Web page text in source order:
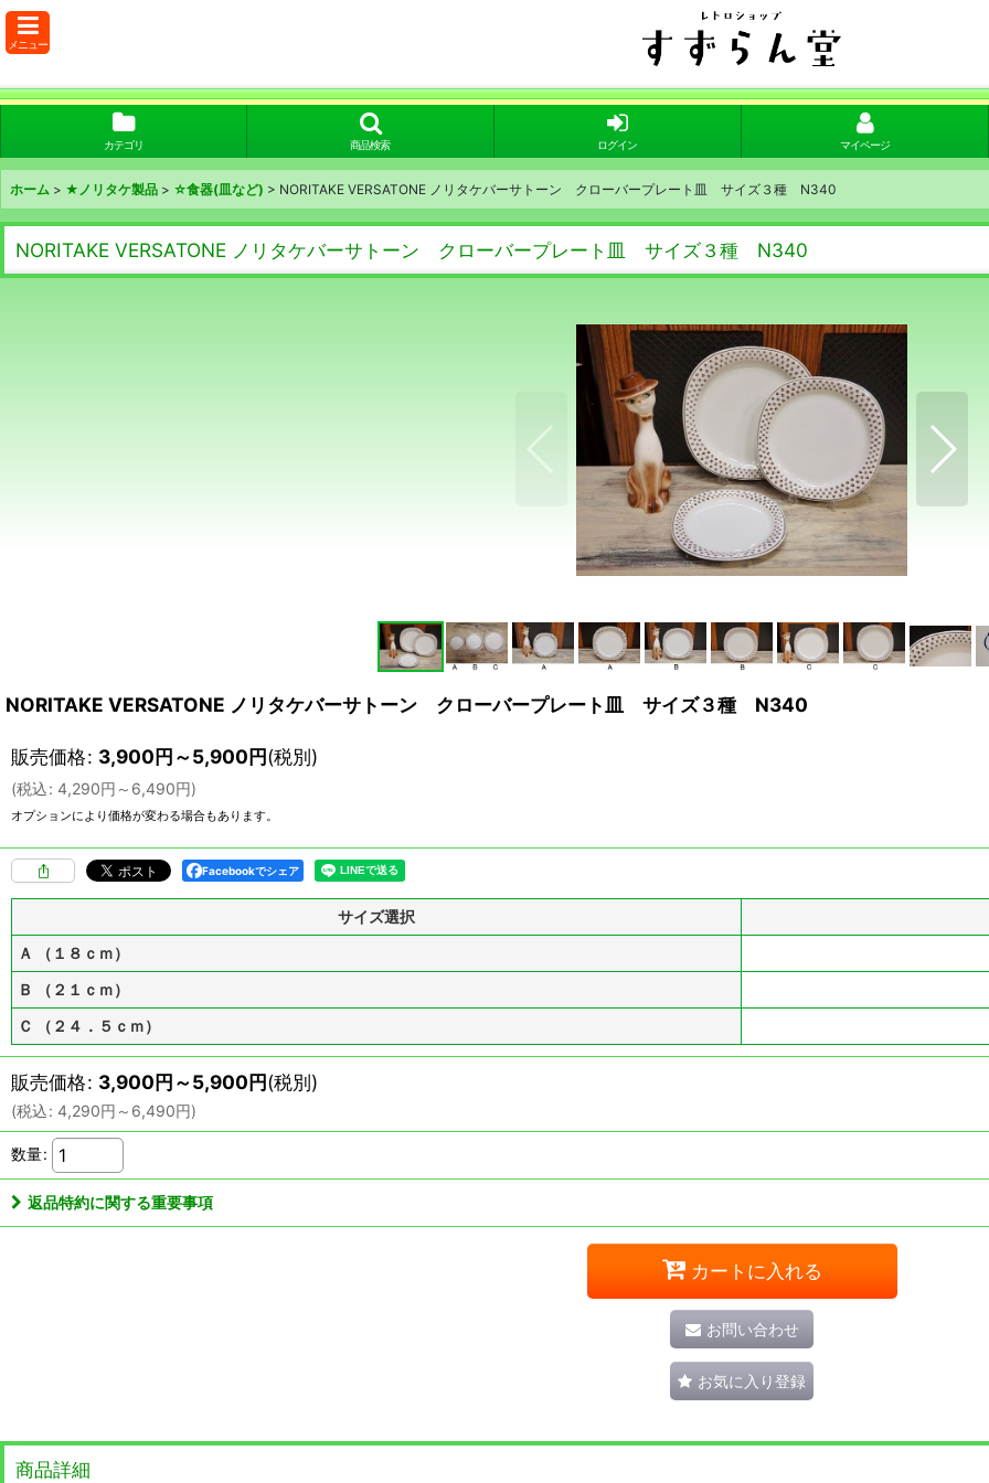
メニュー
カテゴリ 商品検索 ログイン マイページ
ホーム > ★ノリタケ製品 > ☆食器(皿など) > NORITAKE VERSATONE ノリタケバーサトーン クローバープレート皿 サイズ３種 N340
NORITAKE VERSATONE ノリタケバーサトーン クローバープレート皿 サイズ３種 N340
NORITAKE VERSATONE ノリタケバーサトーン クローバープレート皿 サイズ３種 N340
販売価格: 3,900円～5,900円(税別)
(税込: 4,290円 ～6,490円)
オプションにより価格が変わる場合もあります。
Facebookでシェア
サイズ選択
Ａ （１８ｃｍ）
Ｂ （２１ｃｍ）
Ｃ （２４．５ｃｍ）
販売価格: 3,900円～5,900円(税別)
(税込: 4,290円 ～6,490円)
数量:
返品特約に関する重要事項
カートに入れる
お問い合わせ
お気に入り登録
商品詳細